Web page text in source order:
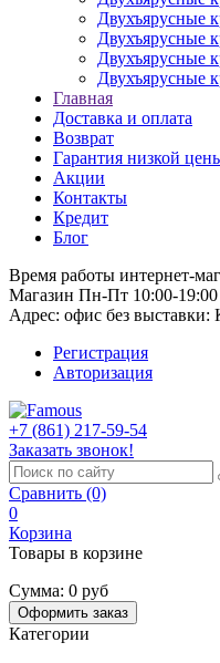
Двухъярусные
Двухъярусные
Двухъярусные
Двухъярусные
Главная
Доставка и оплата
Возврат
Гарантия низкой
Акции
Контакты
Кредит
Блог
Время работы интернет-
Магазин Пн-Пт 10:00-19:00
Адрес: офис без выставки:
Регистрация
Авторизация
+7 (861) 217-59-54
Заказать звонок!
Сравнить (0)
0
Корзина
Товары в корзине
Сумма: 0 руб
Оформить заказ
Категории